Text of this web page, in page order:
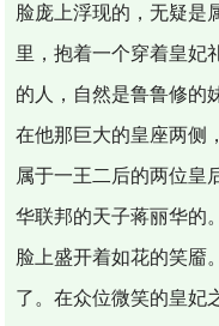
脸庞上浮现的，无疑是
里，抱着一个穿着皇妃
的人，自然是鲁鲁修的
在他那巨大的皇座两侧
属于一王二后的两位皇
华联邦的天子蒋丽华的
脸上盛开着如花的笑靥
了。在众位微笑的皇妃